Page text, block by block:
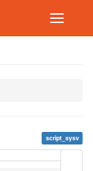
script_sysv